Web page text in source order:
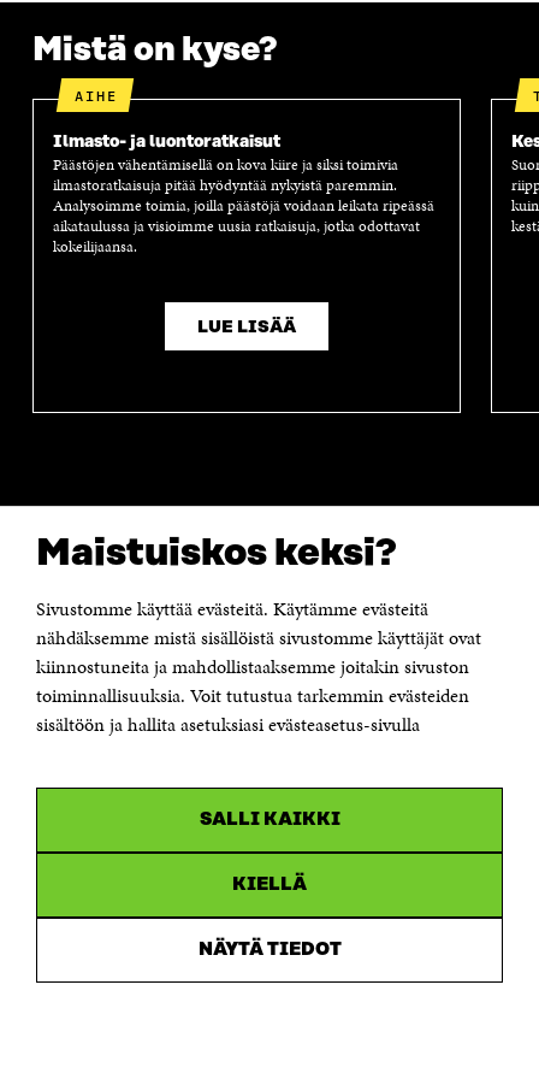
Maistuiskos keksi?
Sivustomme käyttää evästeitä. Käytämme evästeitä
nähdäksemme mistä sisällöistä sivustomme käyttäjät ovat
kiinnostuneita ja mahdollistaaksemme joitakin sivuston
toiminnallisuuksia. Voit tutustua tarkemmin evästeiden
sisältöön ja hallita asetuksiasi evästeasetus-sivulla
SALLI KAIKKI
KIELLÄ
NÄYTÄ TIEDOT
Mistä on kyse?
AIHE
Ilmasto- ja luontoratkaisut
Päästöjen vähentämisellä on kova kiire ja siksi toimivia
ilmastoratkaisuja pitää hyödyntää nykyistä paremmin.
Analysoimme toimia, joilla päästöjä voidaan leikata ripeässä
aikataulussa ja visioimme uusia ratkaisuja, jotka odottavat
kokeilijaansa.
LUE LISÄÄ
NÄITÄKÖ ETSIT?
Tietosuoja ja käyttöehdot
Evästeasetukset
Ilmoituskanava
Saavutettavuusseloste
Suomen itsenäisyyden juhlarahasto Sitra
Itämerenkatu 11-13, PL 160,
Puhelin +358 294 618 991